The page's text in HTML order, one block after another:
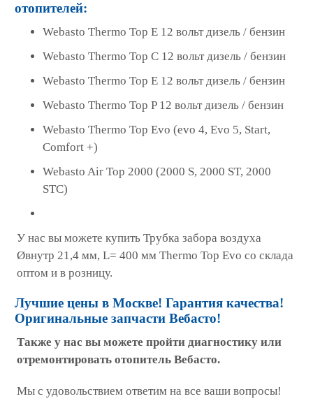
отопителей:
Webasto Thermo Top E 12 вольт дизель / бензин
Webasto Thermo Top С 12 вольт дизель / бензин
Webasto Thermo Top E 12 вольт дизель / бензин
Webasto Thermo Top P 12 вольт дизель / бензин
Webasto Thermo Top Evo (evo 4, Evo 5, Start,
Comfort +)
Webasto Air Top 2000 (2000 S, 2000 ST, 2000
STC)
У нас вы можете купить Трубка забора воздуха
Øвнутр 21,4 мм, L= 400 мм Thermo Top Evo со склада
оптом и в розницу.
Лучшие цены в Москве! Гарантия качества!
Оригинальные запчасти Вебасто!
Также у нас вы можете пройти диагностику или
отремонтировать отопитель Вебасто.
Мы с удовольствием ответим на все ваши вопросы!